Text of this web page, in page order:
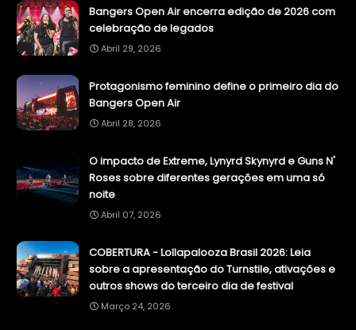
Bangers Open Air encerra edição de 2026 com
celebração de legados
Abril 29, 2026
Protagonismo feminino define o primeiro dia do
Bangers Open Air
Abril 28, 2026
O impacto de Extreme, Lynyrd Skynyrd e Guns N'
Roses sobre diferentes gerações em uma só
noite
Abril 07, 2026
COBERTURA - Lollapalooza Brasil 2026: Leia
sobre a apresentação do Turnstile, ativações e
outros shows do terceiro dia de festival
Março 24, 2026